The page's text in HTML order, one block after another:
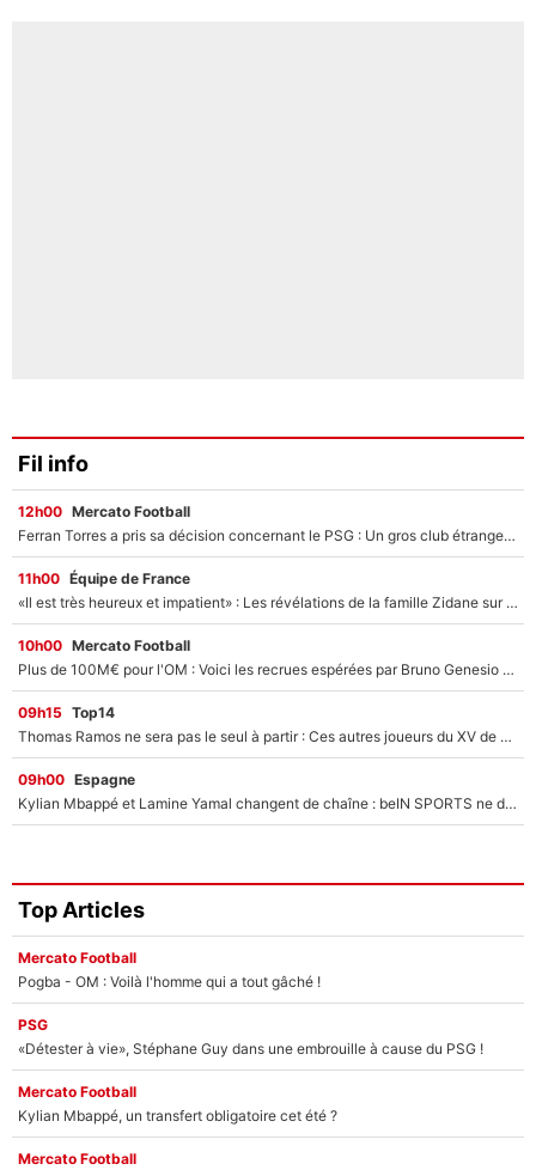
Fil info
12h00 Mercato Football
Ferran Torres a pris sa décision concernant le PSG : Un gros club étranger prêt à relancer le feuilleton pour la signature du champion du monde 2026 !
11h00 Équipe de France
«Il est très heureux et impatient» : Les révélations de la famille Zidane sur sa prise de pouvoir en équipe de France !
10h00 Mercato Football
Plus de 100M€ pour l'OM : Voici les recrues espérées par Bruno Genesio et Grégory Lorenzi après l’opération dégraissage
09h15 Top14
Thomas Ramos ne sera pas le seul à partir : Ces autres joueurs du XV de France pourraient aussi quitter le Stade Toulousain, un club de Top 14 est déjà sur les rangs
09h00 Espagne
Kylian Mbappé et Lamine Yamal changent de chaîne : beIN SPORTS ne digère pas cette décision historique et prédit un fiasco pour la Liga
Top Articles
Mercato Football
Pogba - OM : Voilà l'homme qui a tout gâché !
PSG
«Détester à vie», Stéphane Guy dans une embrouille à cause du PSG !
Mercato Football
Kylian Mbappé, un transfert obligatoire cet été ?
Mercato Football